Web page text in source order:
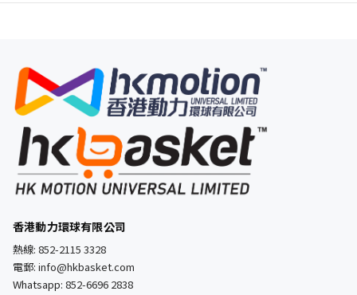
香港動力環球有限公司
熱線: 852-2115 3328
電郵: info@hkbasket.com
Whatsapp: 852-6696 2838